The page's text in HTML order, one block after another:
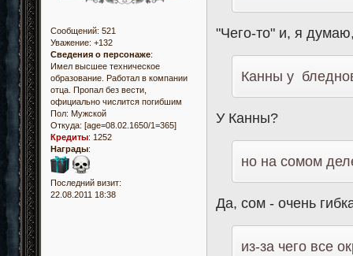
Сообщений: 521
Уважение: +132
Сведения о персонаже:
Имел высшее техническое
образование. Работал в компании
отца. Пропал без вести,
официально числится погибшим
Пол: Мужской
Откуда: [age=08.02.1650/1=365]
Кредиты: 1252
Награды:
Последний визит:
22.08.2011 18:38
"Чего-то" и, я
Канны у
У Канны?
но на сомом
Да, сом - очень
из-за чего все